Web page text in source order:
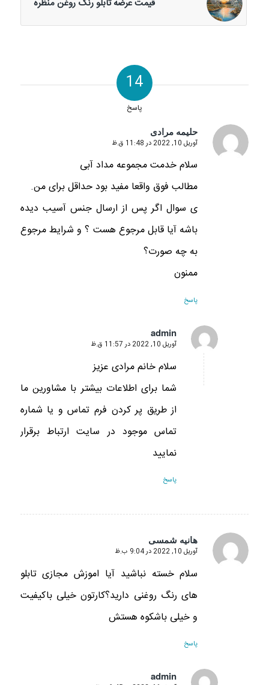
قیمت عرضه تابلو رنگ روغن منظره
14
پاسخ
حلیمه مرادی
گفته:
آوریل 10, 2022 در 11:48 ق.ظ
سلام خدمت مجموعه مداد آبی
مطالب فوق واقعا مفید بود حداقل برای من.
ی سوال اگر پس از ارسال جنس آسیب دیده
باشه آیا قابل مرجوع هست ؟ و شرایط مرجوع
به چه صورت؟
ممنون
پاسخ
admin
گفته:
آوریل 10, 2022 در 11:57 ق.ظ
سلام خانم مرادی عزیز
شما برای اطلاعات بیشتر با مشاورین ما
از طریق پر کردن فرم تماس و یا شماره
تماس موجود در سایت ارتباط برقرار
نمایید
پاسخ
هانیه شمسی
گفته:
آوریل 10, 2022 در 9:04 ب.ظ
سلام خسته نباشید آیا اموزش مجازی تابلو
های رنگ روغنی دارید؟کارتون خیلی باکیفیت
و خیلی باشکوه هستش
پاسخ
admin